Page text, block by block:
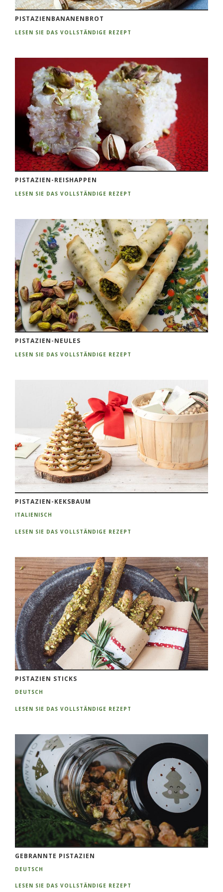
PISTAZIENBANANENBROT
LESEN SIE DAS VOLLSTÄNDIGE REZEPT
PISTAZIEN-REISHAPPEN
LESEN SIE DAS VOLLSTÄNDIGE REZEPT
PISTAZIEN-NEULES
LESEN SIE DAS VOLLSTÄNDIGE REZEPT
PISTAZIEN-KEKSBAUM
ITALIENISCH
LESEN SIE DAS VOLLSTÄNDIGE REZEPT
PISTAZIEN STICKS
DEUTSCH
LESEN SIE DAS VOLLSTÄNDIGE REZEPT
GEBRANNTE PISTAZIEN
DEUTSCH
LESEN SIE DAS VOLLSTÄNDIGE REZEPT